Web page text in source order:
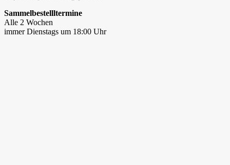
Sammelbestellltermine
Alle 2 Wochen
immer Dienstags um 18:00 Uhr